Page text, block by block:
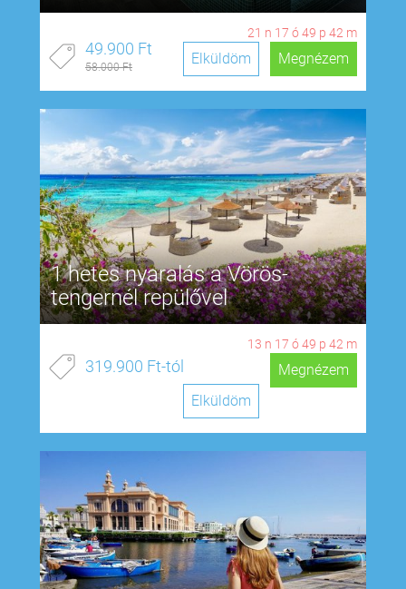
21 n 17 ó49 p 41 m
49.900 Ft
58.000 Ft Megnézem
Elküldöm
1 hetes nyaralás a Vörös-
tengernél repülővel
13 n 17 ó49 p 41 m
319.900 Ft-tól
Megnézem
Elküldöm